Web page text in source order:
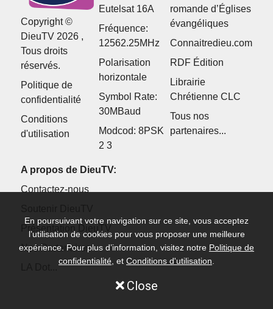
Copyright ©
DieuTV 2026 ,
Tous droits
réservés.
Politique de
confidentialité
Conditions
d'utilisation
Eutelsat 16A
Fréquence:
12562.25MHz
Polarisation
horizontale
Symbol Rate:
30MBaud
Modcod: 8PSK
2 3
romande d’Églises
évangéliques
Connaitredieu.com
RDF Édition
Librairie
Chrétienne CLC
Tous nos
partenaires...
A propos de DieuTV:
Contactez-nous
Présentation DieuTV
Nos Partenaires
En poursuivant votre navigation sur ce site, vous acceptez
l’utilisation de cookies pour vous proposer une meilleure
expérience. Pour plus d’information, visitez notre Politique de
confidentialité , et Conditions d'utilisation